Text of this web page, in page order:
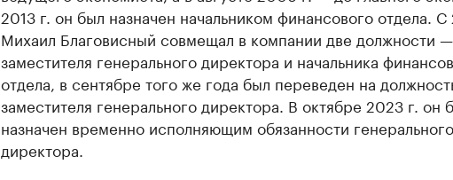
2013 г. он был назначен начальником финансового отдела. С
Михаил Благовисный совмещал в компании две должности —
заместителя генерального директора и начальника
отдела, в сентябре того же года был переведен на
заместителя генерального директора. В октябре 2023 г. он
назначен временно исполняющим обязанности генерального
директора.